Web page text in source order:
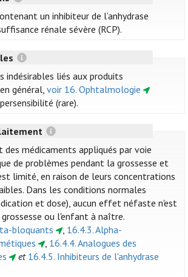
un inhibiteur de l’anhydrase
rénale sévère (RCP).
indésirables liés aux produits
général,voir 16. Ophtalmologie
(rare).
des médicaments appliqués par voie
de problèmes pendant la grossesse et
limité, en raison de leurs concentrations
Dans les conditions normales
et dose), aucun effet néfaste n'est
ou l'enfant à naître.
bloquants
, 16.4.3. Alpha-
, 16.4.4. Analogues des
et 16.4.5. Inhibiteurs de l'anhydrase